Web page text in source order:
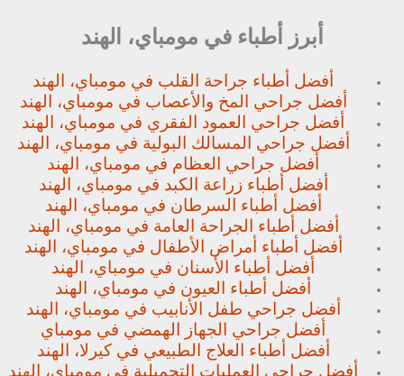
أبرز أطباء في مومباي، الهند
أفضل أطباء جراحة القلب في مومباي، الهند
أفضل جراحي المخ والأعصاب في مومباي، الهند
أفضل جراحي العمود الفقري في مومباي، الهند
أفضل جراحي المسالك البولية في مومباي، الهند
أفضل جراحي العظام في مومباي، الهند
أفضل أطباء زراعة الكبد في مومباي، الهند
أفضل أطباء السرطان في مومباي، الهند
أفضل أطباء الجراحة العامة في مومباي، الهند
أفضل أطباء أمراض الأطفال في مومباي، الهند
أفضل أطباء الأسنان في مومباي، الهند
أفضل أطباء العيون في مومباي، الهند
أفضل جراحي طفل الأنابيب في مومباي، الهند
أفضل جراحي الجهاز الهمضي في مومباي
أفضل أطباء العلاج الطبيعي في كيرلا، الهند
أفضل جراحي العمليات التجميلية في مومباي، الهند